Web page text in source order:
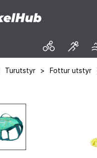
Turutstyr > Fottur utstyr